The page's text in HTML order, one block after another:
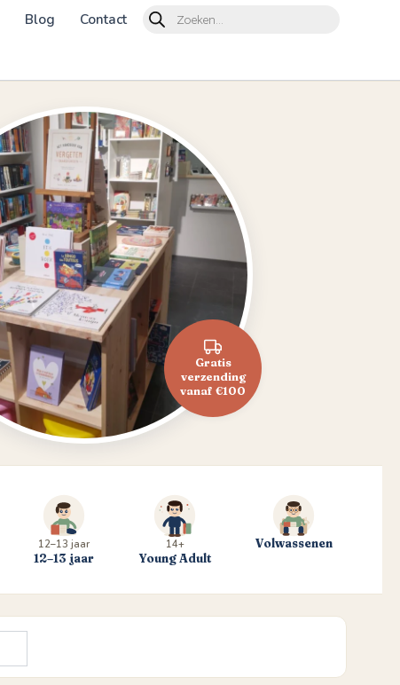
Blog Contact
Products
search
Gratis
verzending
vanaf €100
12–13 jaar
12–13 jaar
14+
Young Adult
Volwassenen